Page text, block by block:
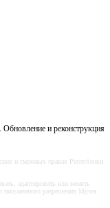
и реконструкция
и смежных правах Республики
адаптировать или менять
письменного разрешения Музея